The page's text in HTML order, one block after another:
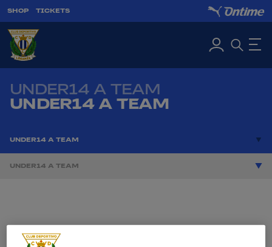
SHOP TICKETS
UNDER14 A TEAM
UNDER14 A TEAM
UNDER14 A TEAM
UNDER14 A TEAM